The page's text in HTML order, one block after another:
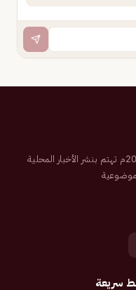
صحيفة إلكترونية سعودية تم تأسيسها عام 2007م تهتم بنشر الأخبار المحلية
سريعة